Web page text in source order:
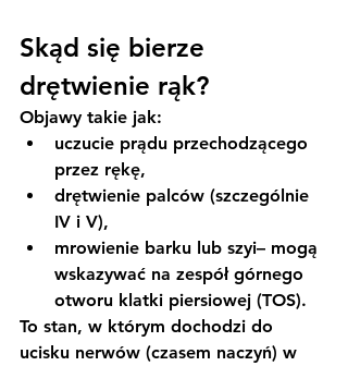
Skąd się bierze
drętwienie rąk?
Objawy takie jak:
uczucie prądu przechodzącego
przez rękę,
drętwienie palców (szczególnie
IV i V),
mrowienie barku lub szyi– mogą
wskazywać na zespół górnego
otworu klatki piersiowej (TOS).
To stan, w którym dochodzi do
ucisku nerwów (czasem naczyń) w